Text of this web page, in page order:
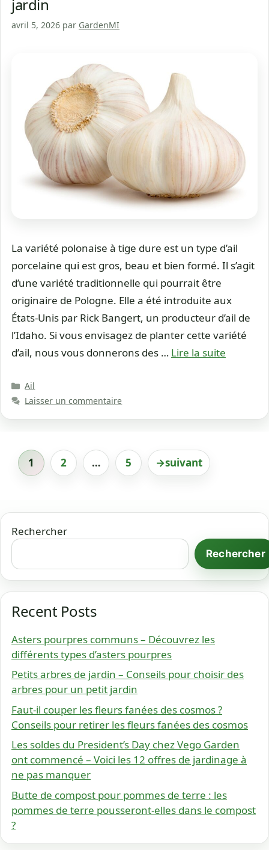
jardin
avril 5, 2026 par GardenMI
La variété polonaise à tige dure est un type d’ail
porcelaine qui est gros, beau et bien formé. Il s’agit
d’une variété traditionnelle qui pourrait être
originaire de Pologne. Elle a été introduite aux
États-Unis par Rick Bangert, un producteur d’ail de
l’Idaho. Si vous envisagez de planter cette variété
d’ail, nous vous donnerons des … Lire la suite
Catégories
Ail
Laisser un commentaire
Page
1 Page
2 … Page
5 →suivant
Rechercher
Rechercher
Recent Posts
Asters pourpres communs – Découvrez les
différents types d’asters pourpres
Petits arbres de jardin – Conseils pour choisir des
arbres pour un petit jardin
Faut-il couper les fleurs fanées des cosmos ?
Conseils pour retirer les fleurs fanées des cosmos
Les soldes du President’s Day chez Vego Garden
ont commencé – Voici les 12 offres de jardinage à
ne pas manquer
Butte de compost pour pommes de terre : les
pommes de terre pousseront-elles dans le compost
?